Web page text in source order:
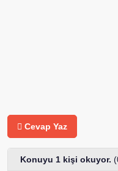
Cevap Yaz
Konuyu 1 kişi okuyor.